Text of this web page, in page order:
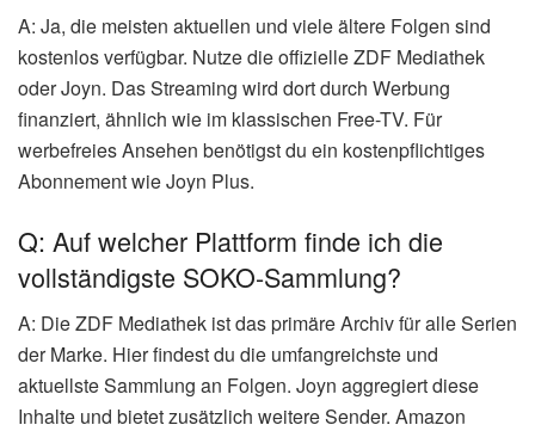
A: Ja, die meisten aktuellen und viele ältere Folgen sind
kostenlos verfügbar. Nutze die offizielle ZDF Mediathek
oder Joyn. Das Streaming wird dort durch Werbung
finanziert, ähnlich wie im klassischen Free-TV. Für
werbefreies Ansehen benötigst du ein kostenpflichtiges
Abonnement wie Joyn Plus.
Q: Auf welcher Plattform finde ich die
vollständigste SOKO-Sammlung?
A: Die ZDF Mediathek ist das primäre Archiv für alle Serien
der Marke. Hier findest du die umfangreichste und
aktuellste Sammlung an Folgen. Joyn aggregiert diese
Inhalte und bietet zusätzlich weitere Sender. Amazon